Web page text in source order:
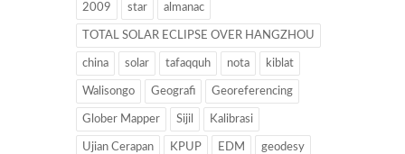
2009 star almanac
TOTAL SOLAR ECLIPSE OVER HANGZHOU
china solar tafaqquh nota kiblat
Walisongo Geografi Georeferencing
Glober Mapper Sijil Kalibrasi
Ujian Cerapan KPUP EDM geodesy